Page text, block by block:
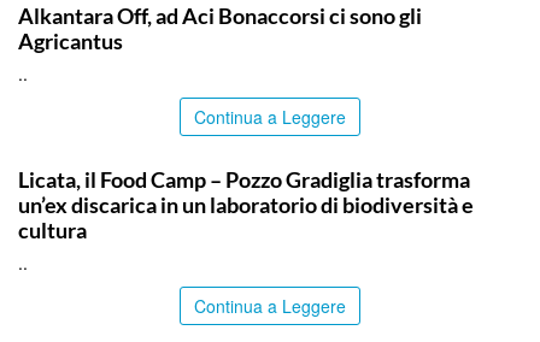
Alkantara Off, ad Aci Bonaccorsi ci sono gli
Agricantus
..
Continua a Leggere
Licata, il Food Camp – Pozzo Gradiglia trasforma
un’ex discarica in un laboratorio di biodiversità e
cultura
..
Continua a Leggere